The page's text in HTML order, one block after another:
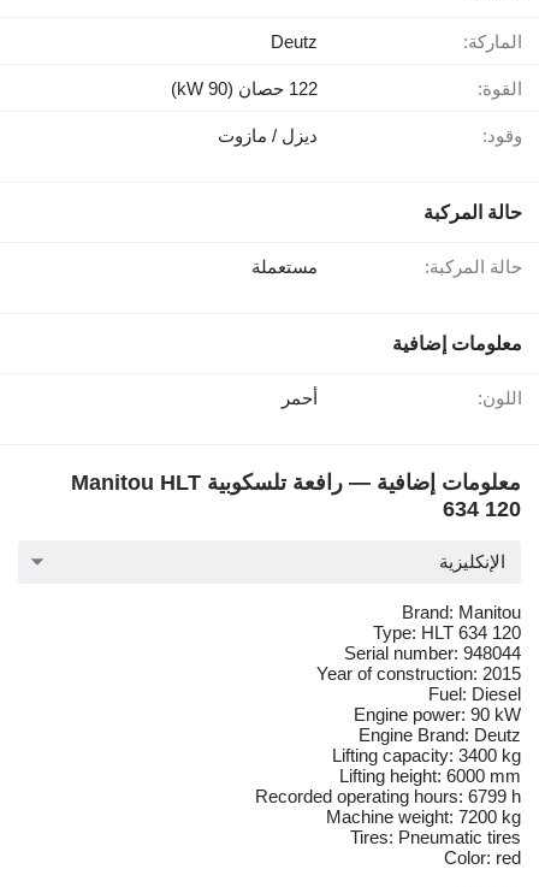
الماركة: Deutz
القوة: 122 حصان (90 kW)
وقود: ديزل / مازوت
حالة المركبة
حالة المركبة: مستعملة
معلومات إضافية
اللون: أحمر
معلومات إضافية — رافعة تلسكوبية Manitou HLT
634 120
الإنكليزية
Brand: Manitou
Type: HLT 634 120
Serial number: 948044
Year of construction: 2015
Fuel: Diesel
Engine power: 90 kW
Engine Brand: Deutz
Lifting capacity: 3400 kg
Lifting height: 6000 mm
Recorded operating hours: 6799 h
Machine weight: 7200 kg
Tires: Pneumatic tires
Color: red